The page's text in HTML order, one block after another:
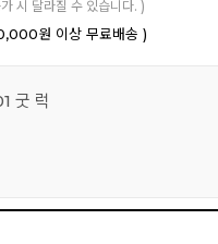
시 달라질 수 있습니다. )
원 이상 무료배송 )
굿 럭